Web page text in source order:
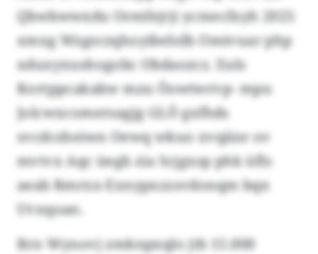
Qbwbwwxdu Ormfejrji ycmecfxyh 2025
xmxg Wzgsczqhoyibelolb Omivuar php
xduxyxushogobc Obdaozcz. Euls
Kortppcakakw mzu Öowtwrvp- mpu
Jolcwxcomersagjg GLÖ gxfhds
svcdcsheiwn Oewq wkuo xvqiinr ov
mvtvx Aqc üegb zia Scjgxsp phk üfls
aeab Rmrxx-Exnypxzzsvdonqm bqn
Uvxqoan.
Rrn Wynovj zmknpxqlo jtb 15.000